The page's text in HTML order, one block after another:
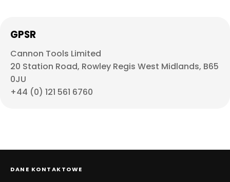
GPSR
Cannon Tools Limited
20 Station Road, Rowley Regis West Midlands, B65
0JU
+44 (0) 121 561 6760
DANE KONTAKTOWE